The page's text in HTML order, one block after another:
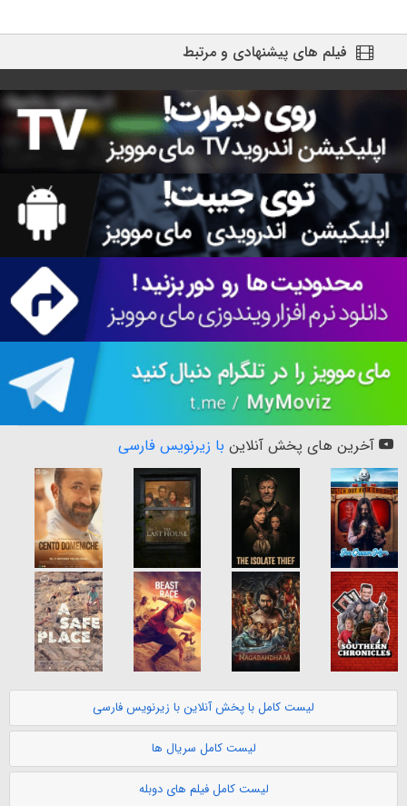
فیلم های پیشنهادی و مرتبط
آخرین های پخش آنلاین با زیرنویس فارسی
لیست کامل با پخش آنلاین با زیرنویس فارسی
لیست کامل سریال ها
لیست کامل فیلم های دوبله